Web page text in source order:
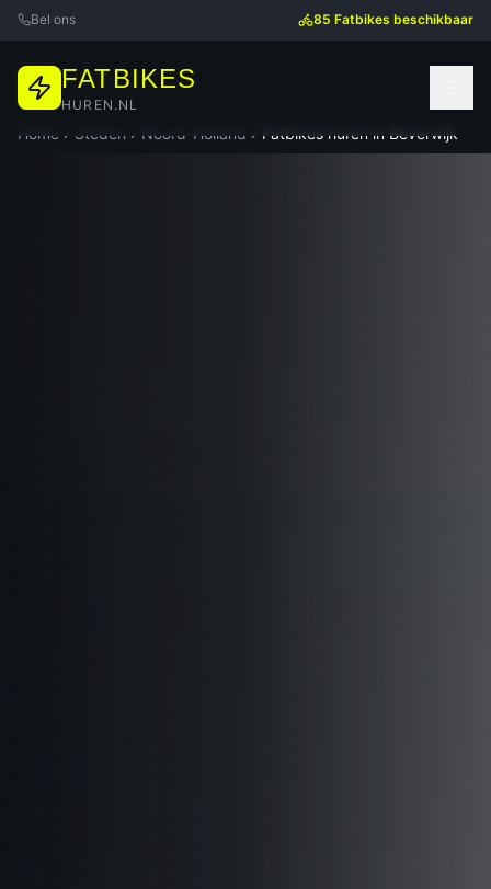
Bel ons 85 Fatbikes beschikbaar
FATBIKES
HUREN.NL
Home Steden Noord-Holland Fatbikes huren in Beverwijk